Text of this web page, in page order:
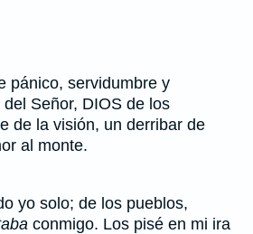
pánico, servidumbre y
Señor, DIOS de los
de la visión, un derribar de
al monte.
yo solo; de los pueblos,
conmigo. Los pisé en mi ira